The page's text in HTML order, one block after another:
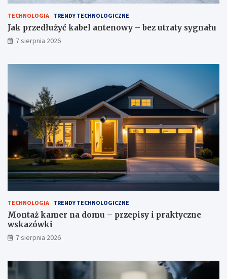
e
n
o
w
–
z
u
t
s
y
g
n
a
ł
u
e
p
i
s
i
a
k
t
e
w
s
k
a
z
ó
w
k
TECHNOLOGIA TRENDY TECHNOLOGICZNE
Jak przedłużyć kabel antenowy – bez utraty sygnału
7 sierpnia 2026
TECHNOLOGIA TRENDY TECHNOLOGICZNE
Montaż kamer na domu – przepisy i praktyczne
wskazówki
7 sierpnia 2026